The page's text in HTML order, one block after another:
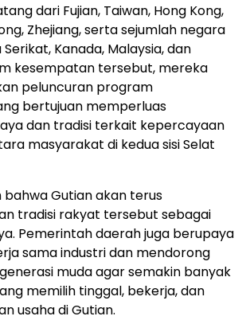
dari Fujian, Taiwan, Hong Kong,
Zhejiang, serta sejumlah negara
Kanada, Malaysia, dan
kesempatan tersebut, mereka
peluncuran program
bertujuan memperluas
dan tradisi terkait kepercayaan
masyarakat di kedua sisi Selat
bahwa Gutian akan terus
tradisi rakyat tersebut sebagai
Pemerintah daerah juga berupaya
sama industri dan mendorong
muda agar semakin banyak
memilih tinggal, bekerja, dan
usaha di Gutian.